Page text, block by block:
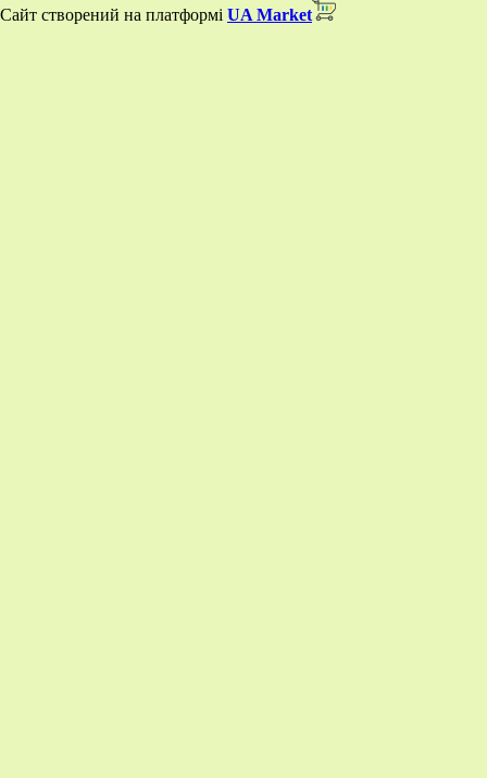
Сайт створений на платформі UA Market